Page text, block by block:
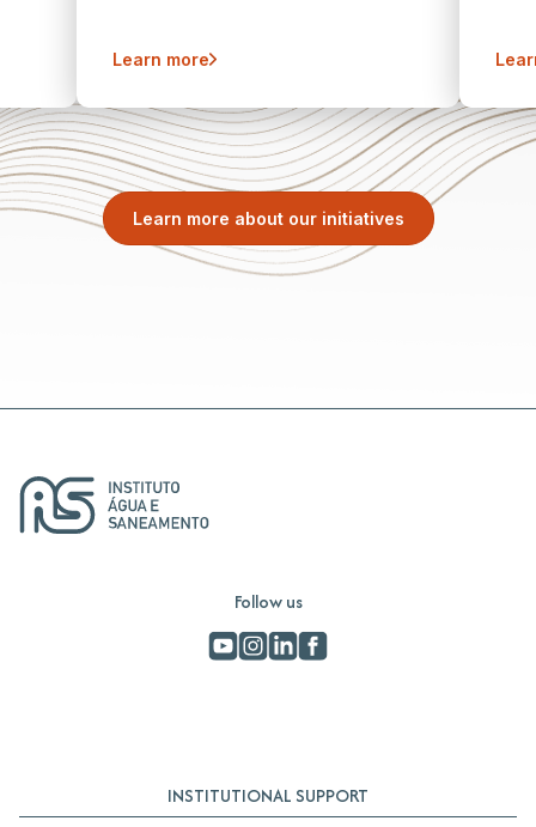
Learn more
Learn more about our initiatives
Follow us
INSTITUTIONAL SUPPORT